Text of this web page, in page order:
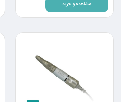
مشاهده و خرید